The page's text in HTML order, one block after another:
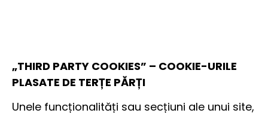
„THIRD PARTY COOKIES” – COOKIE-URILE
PLASATE DE TERȚE PĂRȚI
Unele funcționalități sau secțiuni ale unui site,